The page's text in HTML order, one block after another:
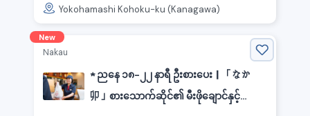
Yokohamashi Kohoku-ku (Kanagawa)
New
Nakau
★ ညနေ ၁၈-၂၂ နာရီ ဦးစားပေး｜「なか
卯」စားသောက်ဆိုင်၏ မီးဖိုချောင်နှင့်